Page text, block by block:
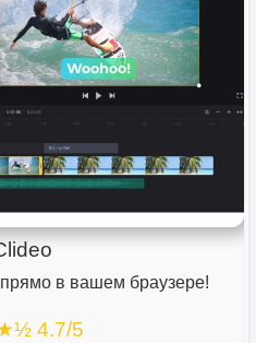
в вашем браузере!
4.7/5